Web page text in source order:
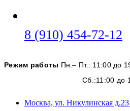
8 (910) 454-72-12
Режим работы Пн.– Пт.: 11:00 до
Сб.:11:00 до
Москва, ул. Никулинская д.23